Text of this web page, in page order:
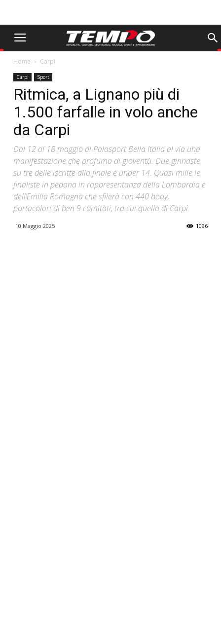
Home Carpi
Carpi Sport
Ritmica, a Lignano più di
1.500 farfalle in volo anche
da Carpi
Dal 12 al 18 maggio al Palasport Bella Italia al via una
manifestazione che profuma di gioventù. Due ginnaste
su tre delle iscritte alla finale è under 14. Quasi mille le
finaliste in pedana in rappresentanza della Lombardia e
dell’Emilia Romagna che sfilerà con 440 body,
portacolori di ben 9 comitati, tra cui quello di Carpi.
10 Maggio 2025 1096